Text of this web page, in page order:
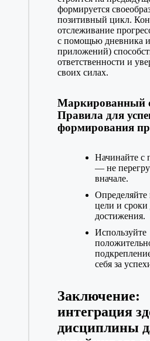
формируется
позитивный цикл.
отслеживание
с помощью дневника
приложений)
ответственности и
своих силах.
Маркированный
Правила для
формирования
Начинайте с
— не
вначале.
Определяйте
цели и сроки
достижения.
Используйте
себя за
Заключение:
интеграция
дисциплины